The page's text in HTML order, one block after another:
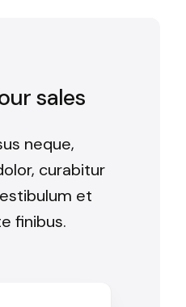
sales
neque,
curabitur
et
finibus.